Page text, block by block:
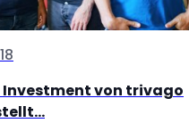
von trivago